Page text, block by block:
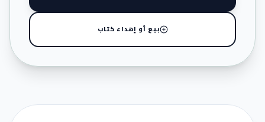
بيع أو إهداء كتاب